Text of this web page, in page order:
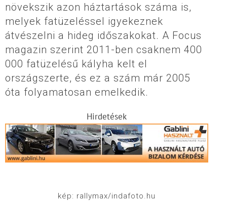
növekszik azon háztartások száma is,
melyek fatüzeléssel igyekeznek
átvészelni a hideg időszakokat. A Focus
magazin szerint 2011-ben csaknem 400
000 fatüzelésű kályha kelt el
országszerte, és ez a szám már 2005
óta folyamatosan emelkedik.
Hirdetések
kép: rallymax/indafoto.hu